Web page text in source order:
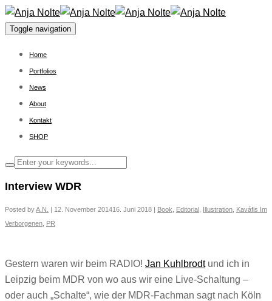
Toggle navigation
Home
Portfolios
News
About
Kontakt
SHOP
Interview WDR
Posted byA.N. | 12. November 201416. Juni 2018 | Book Editorial Illustration Kaváfis Im
Verborgenen PR
Gestern waren wir beim RADIO! Jan Kuhlbrodtund ich in
Leipzig beim MDR von wo aus wir eine Live-Schaltung –
oder auch „Schalte“, wie der MDR-Fachman sagt nach Köln